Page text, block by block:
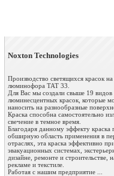
Noxton Technologies
Производство светящихся красок на
люминофора ТАТ 33.
Для Вас мы создали свыше 19 видов
люминесцентных красок, которые
наносить на разнообразные
Краска способна самостоятельно
свечение в темное время.
Благодаря данному эффекту краска
обширную область применения в
отраслях, эта краска эффективно
эвакуационных системах,
дизайне, ремонте и строительстве,
рекламе и текстиле.
Работая с нашим предприятие ...